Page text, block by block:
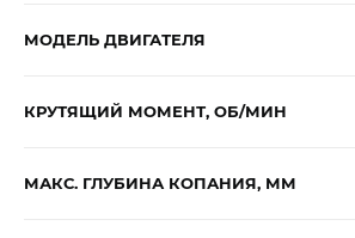
МОДЕЛЬ ДВИГАТЕЛЯ
КРУТЯЩИЙ МОМЕНТ, ОБ/МИН
МАКС. ГЛУБИНА КОПАНИЯ, ММ